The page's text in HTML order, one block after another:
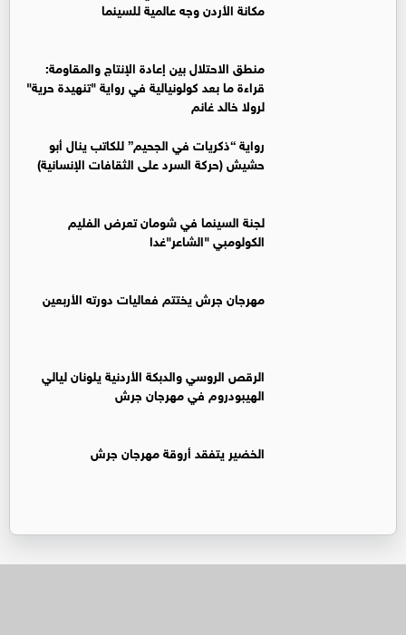
مكانة الأردن وجه عالمية للسينما
منطق الاحتلال بين إعادة الإنتاج والمقاومة:
قراءة ما بعد كولونيالية في رواية "تنهيدة حرية"
لرولا خالد غانم
رواية “ذكريات في الجحيم” للكاتب ينال أبو
حشيش (حركة السرد على الثقافات الإنسانية)
لجنة السينما في شومان تعرض الفليم
الكولومبي "الشاعر"غدا
مهرجان جرش يختتم فعاليات دورته الأربعين
الرقص الروسي والدبكة الأردنية يلونان ليالي
الهيبودروم في مهرجان جرش
الخضير يتفقد أروقة مهرجان جرش